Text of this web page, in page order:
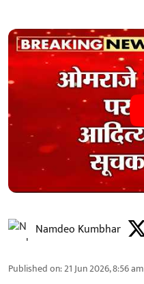
Namdeo Kumbhar
Published on:21 Jun 2026, 8:56 am